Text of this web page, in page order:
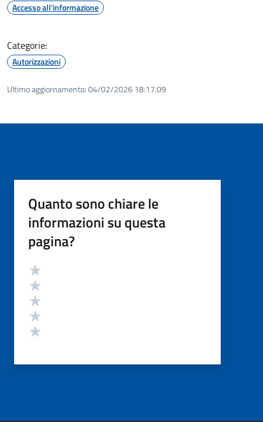
Accesso all'informazione
Categorie:
Autorizzazioni
Ultimo aggiornamento:04/02/2026 18:17.09
Quanto sono chiare le
informazioni su questa
pagina?
Valutazione